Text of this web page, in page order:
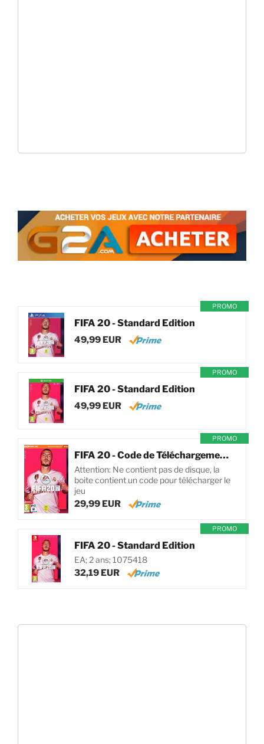
PROMO
FIFA 20 - Standard Edition
49,99 EUR
PROMO
FIFA 20 - Standard Edition
49,99 EUR
PROMO
FIFA 20 - Code de Téléchargement pour PC
Attention: Ne contient pas de disque, la
boite contient un code pour télécharger le
jeu
29,99 EUR
PROMO
FIFA 20 - Standard Edition
EA; 2 ans; 1075418
32,19 EUR